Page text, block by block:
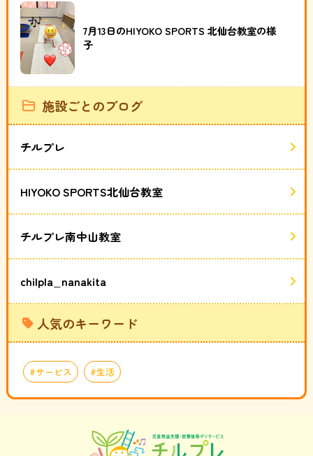
7月13日のHIYOKO SPORTS 北仙台教室の様
子
施設ごとのブログ
チルプレ
HIYOKO SPORTS北仙台教室
チルプレ南中山教室
chilpla_nanakita
人気のキーワード
サービス 生活